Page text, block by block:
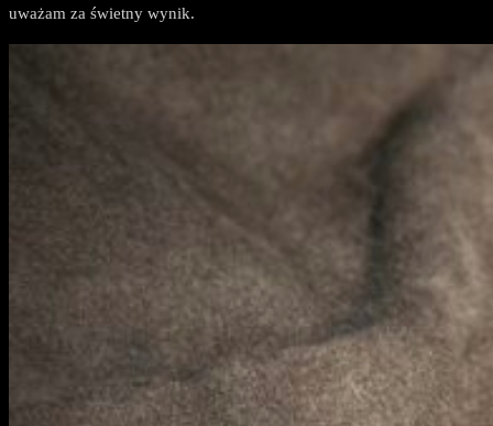
uważam za świetny wynik.